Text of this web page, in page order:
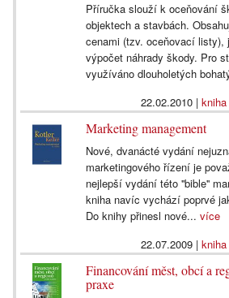
Příručka slouží k oceňování
objektech a stavbách.
cenami (tzv. oceňovací listy),
výpočet náhrady škody. Pro
využíváno dlouholetých
22.02.2010| kniha
Marketing management
Nové, dvanácté vydání
marketingového řízení je
nejlepší vydání této ''bible''
kniha navíc vychází poprvé
Do knihy přinesl nové...více
22.07.2009| kniha
Financování měst, obcí a
praxe